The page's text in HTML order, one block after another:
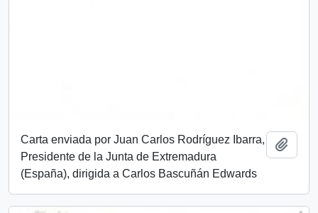
Carta enviada por Juan Carlos Rodríguez Ibarra,
Presidente de la Junta de Extremadura
(España), dirigida a Carlos Bascuñán Edwards